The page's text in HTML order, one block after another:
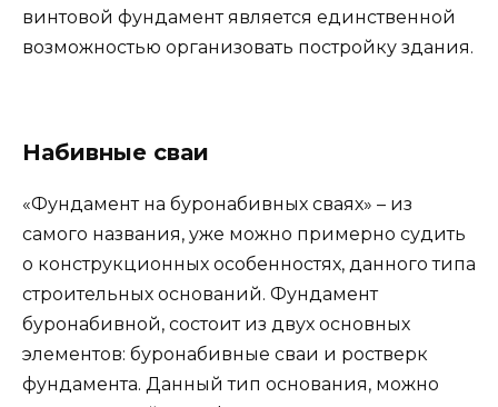
винтовой фундамент является единственной
возможностью организовать постройку здания.
Набивные сваи
«Фундамент на буронабивных сваях» – из
самого названия, уже можно примерно судить
о конструкционных особенностях, данного типа
строительных оснований. Фундамент
буронабивной, состоит из двух основных
элементов: буронабивные сваи и ростверк
фундамента. Данный тип основания, можно